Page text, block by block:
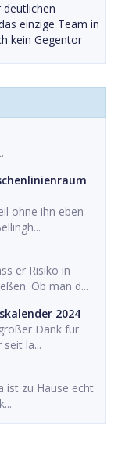
einzige Team in
kein Gegentor
ohne ihn eben
er Risiko in
Ob man d...
2024
Dank für
la...
ist zu Hause echt